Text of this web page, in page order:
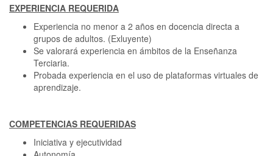
EXPERIENCIA REQUERIDA
Experiencia no menor a 2 años en docencia directa a
grupos de adultos. (Exluyente)
Se valorará experiencia en ámbitos de la Enseñanza
Terciaria.
Probada experiencia en el uso de plataformas virtuales de
aprendizaje.
COMPETENCIAS REQUERIDAS
Iniciativa y ejecutividad